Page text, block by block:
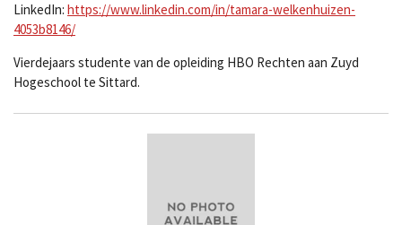
LinkedIn: https://www.linkedin.com/in/tamara-welkenhuizen-
4053b8146/
Vierdejaars studente van de opleiding HBO Rechten aan Zuyd
Hogeschool te Sittard.